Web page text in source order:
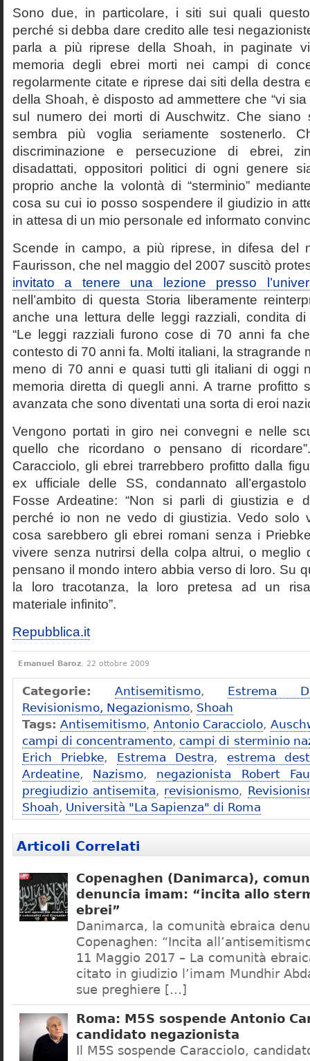
Sono due, in particolare, i siti sui quali
perché si debba dare credito alle tesi
parla a più riprese della Shoah, in paginate
memoria degli ebrei morti nei campi di
regolarmente citate e riprese dai siti della destra
della Shoah, è disposto ad ammettere che “vi
sul numero dei morti di Auschwitz. Che siano
sembra più voglia seriamente sostenerlo.
discriminazione e persecuzione di ebrei,
disadattati, oppositori politici di ogni genere
proprio anche la volontà di “sterminio”
cosa su cui io posso sospendere il giudizio in
in attesa di un mio personale ed informato
Scende in campo, a più riprese, in difesa del
Faurisson, che nel maggio del 2007 suscitò
invitato a tenere una lezione presso
nell’ambito di questa Storia liberamente
anche una lettura delle leggi razziali, condita di
“Le leggi razziali furono cose di 70 anni fa
contesto di 70 anni fa. Molti italiani, la stragrande
meno di 70 anni e quasi tutti gli italiani di oggi
memoria diretta di quegli anni. A trarne profitto
avanzata che sono diventati una sorta di eroi
Vengono portati in giro nei convegni e nelle
quello che ricordano o pensano di
Caracciolo, gli ebrei trarrebbero profitto dalla
ex ufficiale delle SS, condannato
Fosse Ardeatine: “Non si parli di giustizia e
perché io non ne vedo di giustizia. Vedo solo
cosa sarebbero gli ebrei romani senza i
vivere senza nutrirsi della colpa altrui, o meglio
pensano il mondo intero abbia verso di loro. Su
la loro tracotanza, la loro pretesa ad un
materiale infinito”.
Repubblica.it
Emanuel Baroz, 22 ottobre 2009
Categorie: Antisemitismo, Estrema
Revisionismo, Negazionismo, Shoah
Tags: Antisemitismo, Antonio Caracciolo,
campi di concentramento, campi di sterminio
Erich Priebke, Estrema Destra, estrema
Ardeatine, Nazismo, negazionista Robert
pregiudizio antisemita, revisionismo,
Shoah, Università "La Sapienza" di Roma
Articoli Correlati
Copenaghen (Danimarca),
denuncia imam: “incita allo
ebrei”
Danimarca, la comunità ebraica
Copenaghen: “Incita
11 Maggio 2017 – La comunità
citato in giudizio l’imam Mundhir
sue preghiere […]
Roma: M5S sospende Antonio
candidato negazionista
Il M5S sospende Caracciolo,